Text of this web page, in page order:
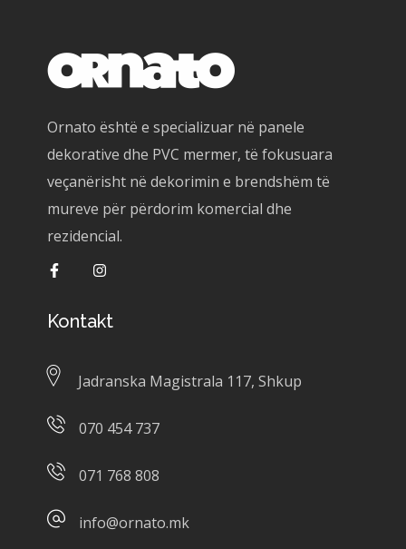
Ornato është e specializuar në panele
dekorative dhe PVC mermer, të fokusuara
veçanërisht në dekorimin e brendshëm të
mureve për përdorim komercial dhe
rezidencial.
Kontakt
Jadranska Magistrala 117, Shkup
070 454 737
071 768 808
info@ornato.mk